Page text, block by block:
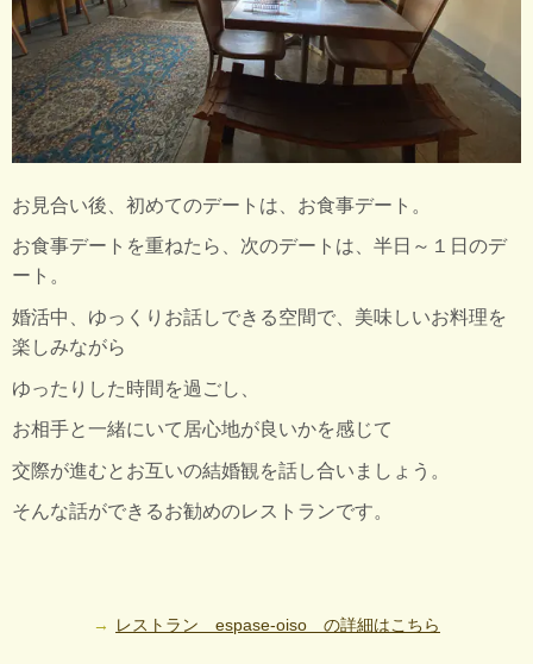
お見合い後、初めてのデートは、お食事デート。
お食事デートを重ねたら、次のデートは、半日～１日のデ
ート。
婚活中、ゆっくりお話しできる空間で、美味しいお料理を
楽しみながら
ゆったりした時間を過ごし、
お相手と一緒にいて居心地が良いかを感じて
交際が進むとお互いの結婚観を話し合いましょう。
そんな話ができるお勧めのレストランです。
レストラン espase-oiso の詳細はこちら